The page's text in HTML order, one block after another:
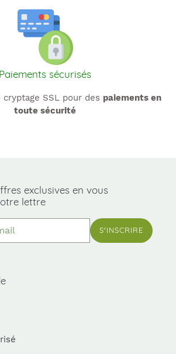
Paiements sécurisés
SSL pour des paiements en
toute sécurité
exclusives en vous
lettre
S'INSCRIRE